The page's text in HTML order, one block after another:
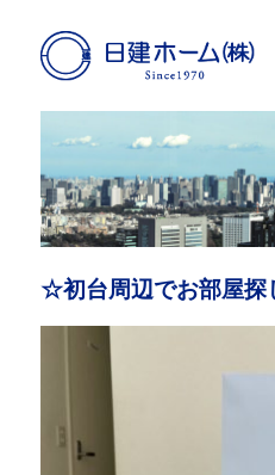
日建ホーム
☆初台周辺でお部屋